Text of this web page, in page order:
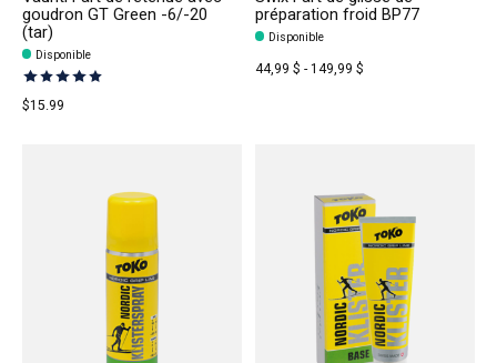
goudron GT Green -6/-20
(tar)
Disponible
The rating of this product is out of 5
$15.99
préparation froid BP77
Disponible
44,99 $ - 149,99 $